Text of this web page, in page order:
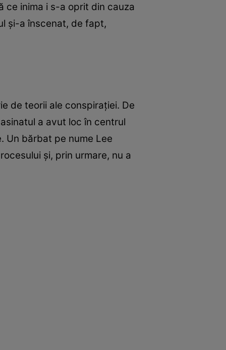
ce inima i s-a oprit din cauza
și-a înscenat, de fapt,
de teorii ale conspirației. De
a avut loc în centrul
Un bărbat pe nume Lee
și, prin urmare, nu a